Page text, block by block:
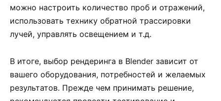
можно настроить количество проб и отражений,
использовать технику обратной трассировки
лучей, управлять освещением и т.д.
В итоге, выбор рендеринга в Blender зависит от
вашего оборудования, потребностей и желаемых
результатов. Прежде чем принимать решение,